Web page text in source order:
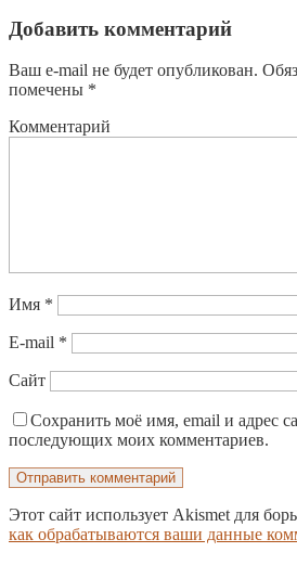
Добавить комментарий
Ваш e-mail не будет опубликован.
помечены *
Комментарий
Имя *
E-mail *
Сайт
Сохранить моё имя, email и адрес
последующих моих комментариев.
Этот сайт использует Akismet для
как обрабатываются ваши данные